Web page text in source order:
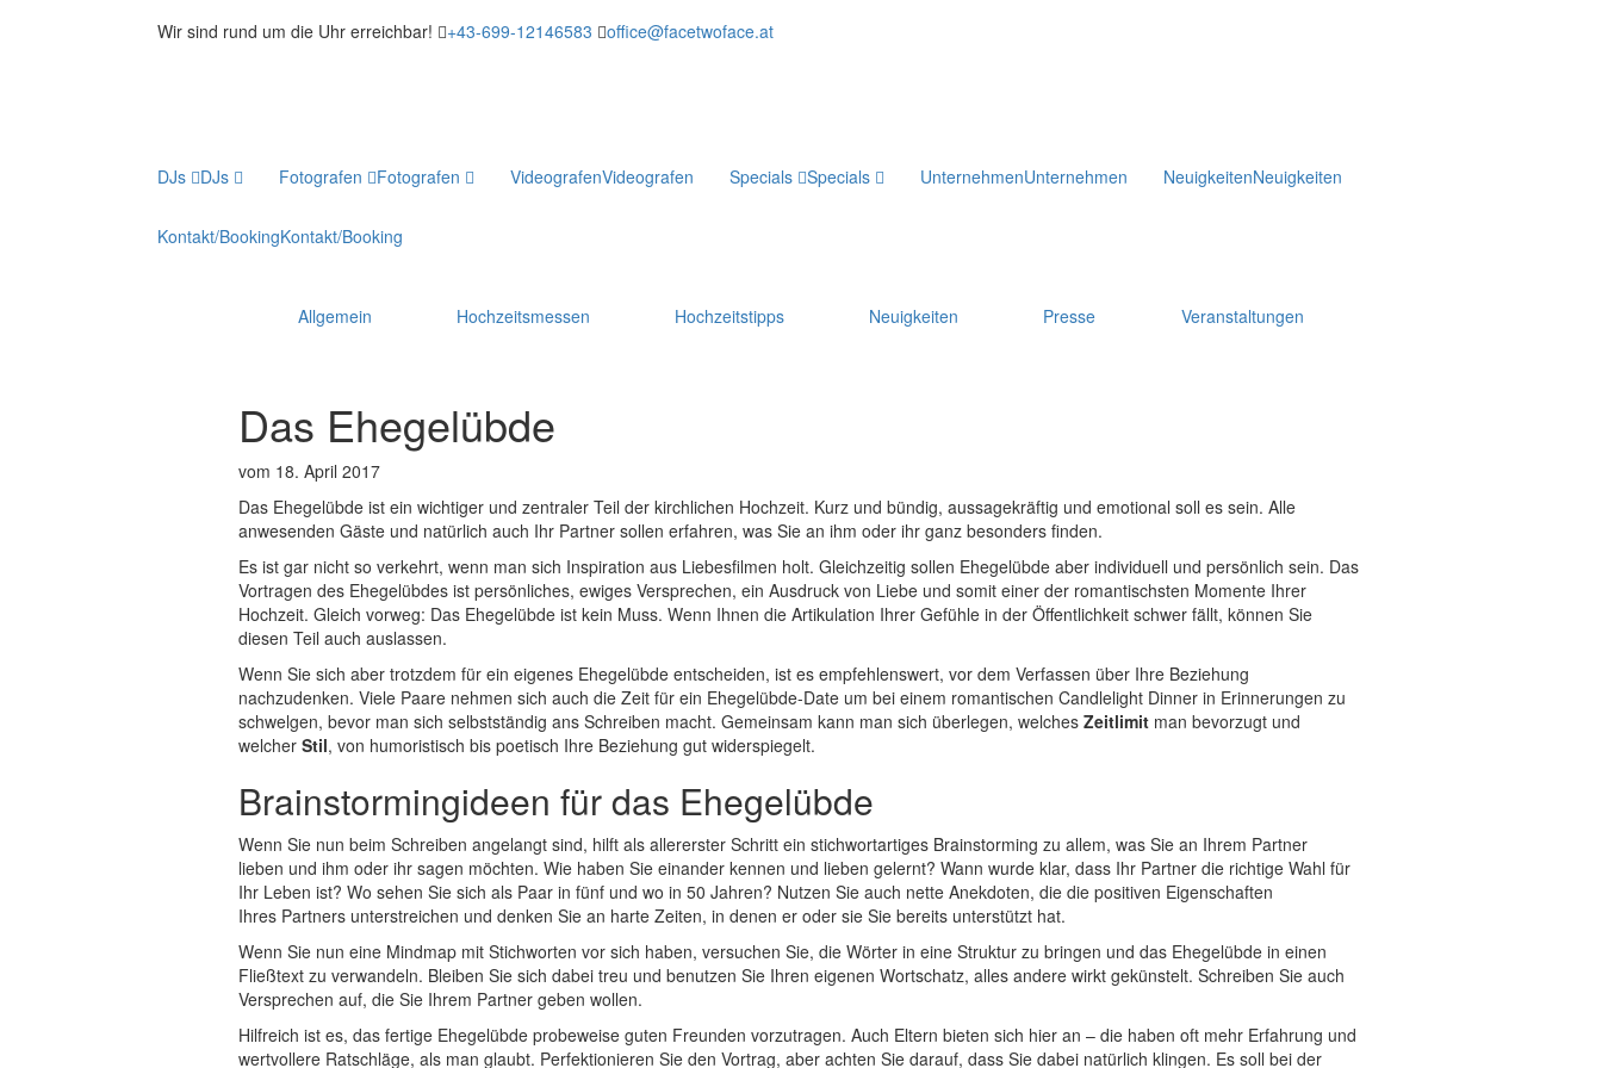
Wir sind rund um die Uhr erreichbar! +43-699-12146583 office@facetwoface.at
DJs DJs Fotografen Fotografen VideografenVideografen Specials Specials UnternehmenUnternehmen NeuigkeitenNeuigkeiten
Kontakt/BookingKontakt/Booking
Allgemein Hochzeitsmessen Hochzeitstipps Neuigkeiten Presse Veranstaltungen
Das Ehegelübde
vom 18. April 2017
Das Ehegelübde ist ein wichtiger und zentraler Teil der kirchlichen Hochzeit. Kurz und bündig, aussagekräftig und emotional soll es sein. Alle
anwesenden Gäste und natürlich auch Ihr Partner sollen erfahren, was Sie an ihm oder ihr ganz besonders finden.
Es ist gar nicht so verkehrt, wenn man sich Inspiration aus Liebesfilmen holt. Gleichzeitig sollen Ehegelübde aber individuell und persönlich sein. Das
Vortragen des Ehegelübdes ist persönliches, ewiges Versprechen, ein Ausdruck von Liebe und somit einer der romantischsten Momente Ihrer
Hochzeit. Gleich vorweg: Das Ehegelübde ist kein Muss. Wenn Ihnen die Artikulation Ihrer Gefühle in der Öffentlichkeit schwer fällt, können Sie
diesen Teil auch auslassen.
Wenn Sie sich aber trotzdem für ein eigenes Ehegelübde entscheiden, ist es empfehlenswert, vor dem Verfassen über Ihre Beziehung
nachzudenken. Viele Paare nehmen sich auch die Zeit für ein Ehegelübde-Date um bei einem romantischen Candlelight Dinner in Erinnerungen zu
schwelgen, bevor man sich selbstständig ans Schreiben macht. Gemeinsam kann man sich überlegen, welches Zeitlimitman bevorzugt und
welcher Stil, von humoristisch bis poetisch Ihre Beziehung gut widerspiegelt.
Brainstormingideen für das Ehegelübde
Wenn Sie nun beim Schreiben angelangt sind, hilft als allererster Schritt ein stichwortartiges Brainstorming zu allem, was Sie an Ihrem Partner
lieben und ihm oder ihr sagen möchten. Wie haben Sie einander kennen und lieben gelernt? Wann wurde klar, dass Ihr Partner die richtige Wahl für
Ihr Leben ist? Wo sehen Sie sich als Paar in fünf und wo in 50 Jahren? Nutzen Sie auch nette Anekdoten, die die positiven Eigenschaften
Ihres Partners unterstreichen und denken Sie an harte Zeiten, in denen er oder sie Sie bereits unterstützt hat.
Wenn Sie nun eine Mindmap mit Stichworten vor sich haben, versuchen Sie, die Wörter in eine Struktur zu bringen und das Ehegelübde in einen
Fließtext zu verwandeln. Bleiben Sie sich dabei treu und benutzen Sie Ihren eigenen Wortschatz, alles andere wirkt gekünstelt. Schreiben Sie auch
Versprechen auf, die Sie Ihrem Partner geben wollen.
Hilfreich ist es, das fertige Ehegelübde probeweise guten Freunden vorzutragen. Auch Eltern bieten sich hier an – die haben oft mehr Erfahrung und
wertvollere Ratschläge, als man glaubt. Perfektionieren Sie den Vortrag, aber achten Sie darauf, dass Sie dabei natürlich klingen. Es soll bei der